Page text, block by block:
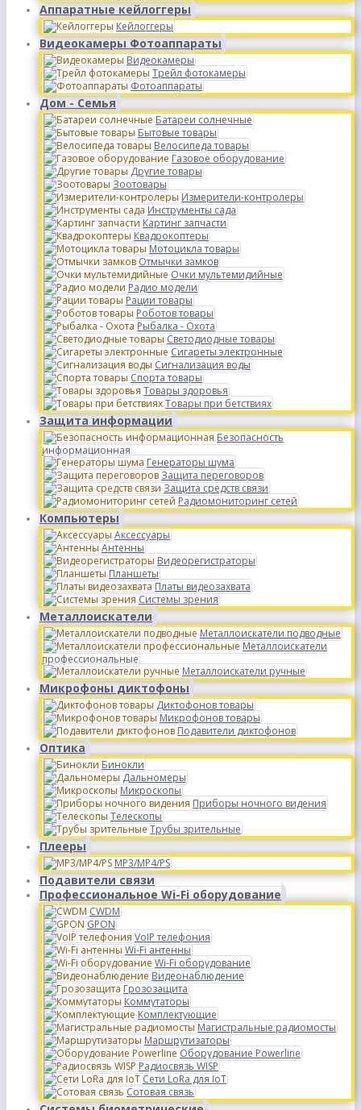
Аппаратные кейлоггеры
Кейлоггеры
Видеокамеры Фотоаппараты
Видеокамеры
Трейл фотокамеры
Фотоаппараты
Дом - Семья
Батареи солнечные
Бытовые товары
Велосипеда товары
Газовое оборудование
Другие товары
Зоотовары
Измерители-контролеры
Инструменты сада
Картинг запчасти
Квадрокоптеры
Мотоцикла товары
Отмычки замков
Очки мультемидийные
Радио модели
Рации товары
Роботов товары
Рыбалка - Охота
Светодиодные товары
Сигареты электронные
Сигнализация воды
Спорта товары
Товары здоровья
Товары при бетствиях
Защита информации
Безопасность
информационная
Генераторы шума
Защита переговоров
Защита средств связи
Радиомониторинг сетей
Компьютеры
Аксессуары
Антенны
Видеорегистраторы
Планшеты
Платы видеозахвата
Системы зрения
Металлоискатели
Металлоискатели подводные
Металлоискатели
профессиональные
Металлоискатели ручные
Микрофоны диктофоны
Диктофонов товары
Микрофонов товары
Подавители диктофонов
Оптика
Бинокли
Дальномеры
Микроскопы
Приборы ночного видения
Телескопы
Трубы зрительные
Плееры
MP3/MP4/PS
Подавители связи
Профессиональное Wi-Fi оборудование
CWDM
GPON
VoIP телефония
Wi-Fi антенны
Wi-Fi оборудование
Видеонаблюдение
Грозозащита
Коммутаторы
Комплектующие
Магистральные радиомосты
Маршрутизаторы
Оборудование Powerline
Радиосвязь WISP
Сети LoRa для IoT
Сотовая связь